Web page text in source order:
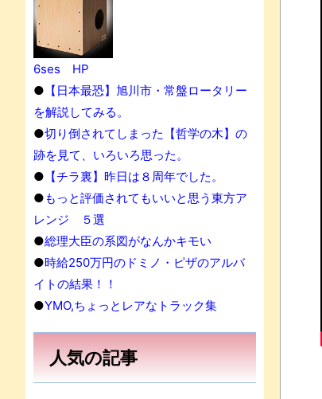
6ses HP
● 【日本最恐】旭川市・常盤ロータリー
を解説してみる。
●切り倒されてしまった【哲学の木】の
跡を見て、いろいろ思った。
● 【チラ裏】昨日は８周年でした。
●もっと評価されてもいいと思う東方ア
レンジ ５選
●総理大臣の系図がなんかキモい
●時給250万円のドミノ・ピザのアルバ
イトの結果！！
●YMO,ちょっとレアなトラック集
人気の記事